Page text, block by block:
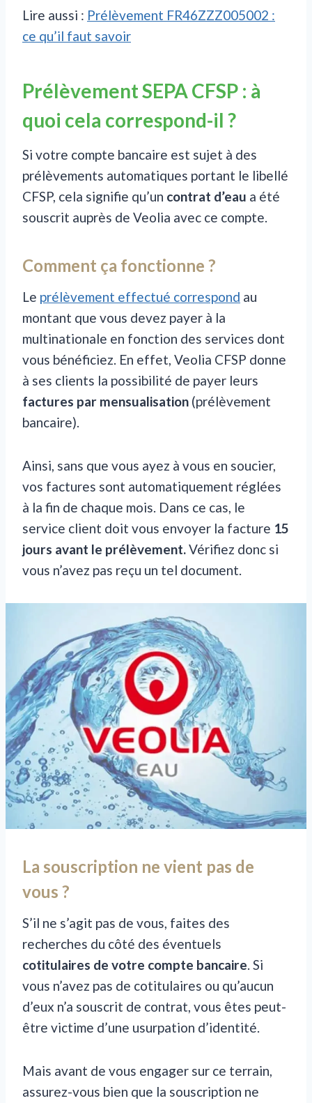
Lire aussi : Prélèvement FR46ZZZ005002 :
ce qu’il faut savoir
Prélèvement SEPA CFSP : à
quoi cela correspond-il ?
Si votre compte bancaire est sujet à des
prélèvements automatiques portant le libellé
CFSP, cela signifie qu’un contrat d’eau a été
souscrit auprès de Veolia avec ce compte.
Comment ça fonctionne ?
Le prélèvement effectué correspond au
montant que vous devez payer à la
multinationale en fonction des services dont
vous bénéficiez. En effet, Veolia CFSP donne
à ses clients la possibilité de payer leurs
factures par mensualisation (prélèvement
bancaire).
Ainsi, sans que vous ayez à vous en soucier,
vos factures sont automatiquement réglées
à la fin de chaque mois. Dans ce cas, le
service client doit vous envoyer la facture 15
jours avant le prélèvement.Vérifiez donc si
vous n’avez pas reçu un tel document.
La souscription ne vient pas de
vous ?
S’il ne s’agit pas de vous, faites des
recherches du côté des éventuels
cotitulaires de votre compte bancaire. Si
vous n’avez pas de cotitulaires ou qu’aucun
d’eux n’a souscrit de contrat, vous êtes peut-
être victime d’une usurpation d’identité.
Mais avant de vous engager sur ce terrain,
assurez-vous bien que la souscription ne